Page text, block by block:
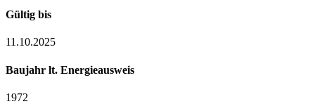
Gültig bis
11.10.2025
Baujahr lt. Energieausweis
1972